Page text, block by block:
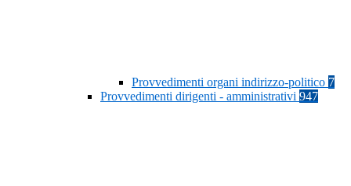
Provvedimenti organi indirizzo-politico 7
Provvedimenti dirigenti - amministrativi 947